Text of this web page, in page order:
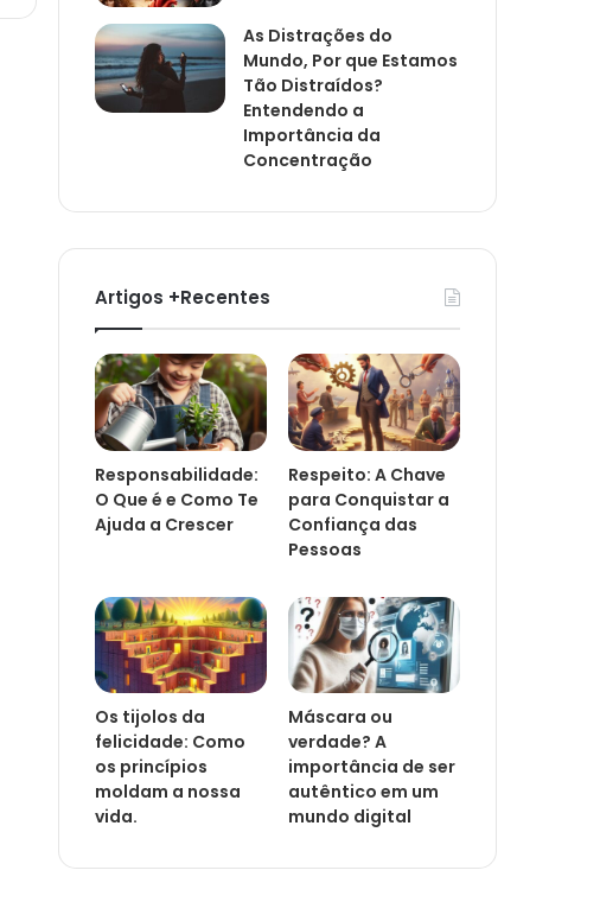
As Distrações do
Mundo, Por que Estamos
Tão Distraídos?
Entendendo a
Importância da
Concentração
Artigos +Recentes
Responsabilidade:
O Que é e Como Te
Ajuda a Crescer
Respeito: A Chave
para Conquistar a
Confiança das
Pessoas
Os tijolos da
felicidade: Como
os princípios
moldam a nossa
vida.
Máscara ou
verdade? A
importância de ser
autêntico em um
mundo digital